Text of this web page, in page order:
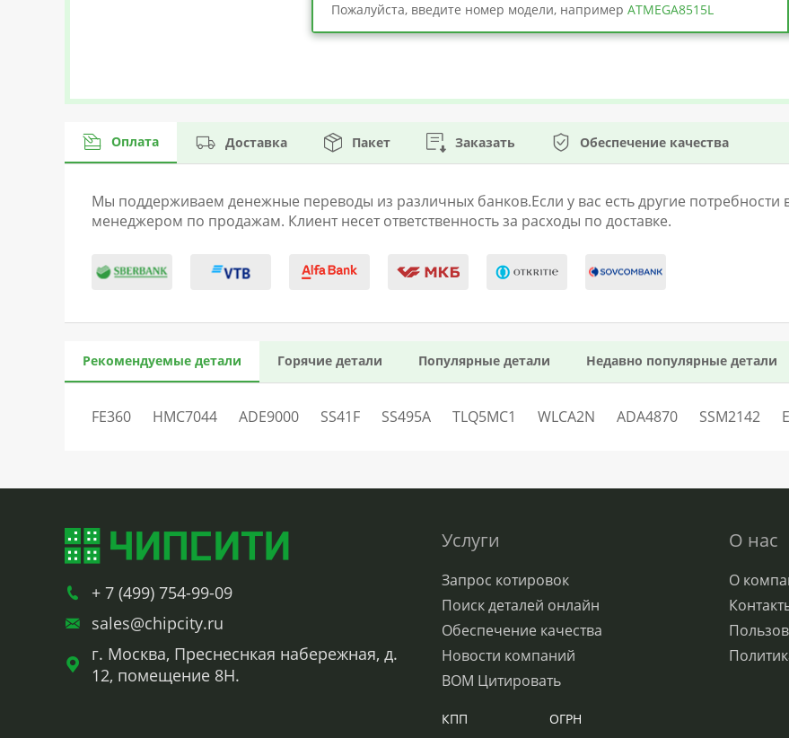
Пожалуйста, введите номер модели, например ATMEGA8515L
Оплата Доставка Пакет Заказать Обеспечение качества
Мы поддерживаем денежные переводы из различных банков.Если у вас есть другие потребности
менеджером по продажам. Клиент несет ответственность за расходы по доставке.
Рекомендуемые детали Горячие детали Популярные детали Недавно популярные детали
FE360 HMC7044 ADE9000 SS41F SS495A TLQ5MC1 WLCA2N ADA4870 SSM2142
+ 7 (499) 754-99-09
sales@chipcity.ru
г. Москва, Преснеснкая набережная, д.
12, помещение 8Н.
Услуги
Запрос котировок
Поиск деталей онлайн
Обеспечение качества
Новости компаний
BOM Цитировать
О нас
О
КПП
ОГРН